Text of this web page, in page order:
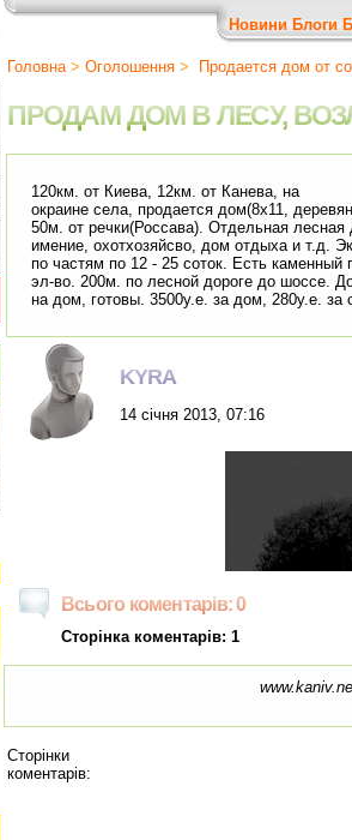
Новини Блоги
Головна> Оголошення > Продается дом от
ПРОДАМ ДОМ В ЛЕСУ,
120км. от Киева, 12км. от Канева, на
окраине села, продается дом(8х11,
50м. от речки(Россава). Отдельная
имение, охотхозяйсво, дом отдыха и т.д.
по частям по 12 - 25 соток. Есть
эл-во. 200м. по лесной дороге до шоссе.
на дом, готовы. 3500у.е. за дом, 280у.е. за
KYRA
14 січня 2013, 07:16
Всього коментарів: 0
Сторінка коментарів: 1
Сторінки
коментарів: